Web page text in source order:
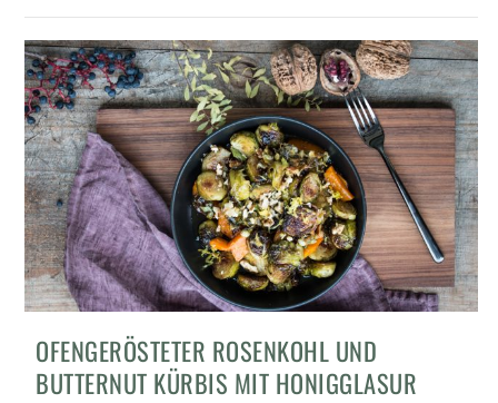
OFENGERÖSTETER ROSENKOHL UND
BUTTERNUT KÜRBIS MIT HONIGGLASUR